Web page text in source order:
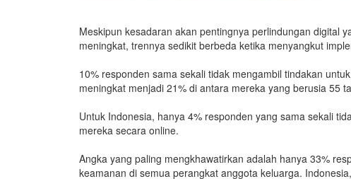
Meskipun kesadaran akan pentingnya perlindungan digital
meningkat, trennya sedikit berbeda ketika menyangkut
10% responden sama sekali tidak mengambil tindakan
meningkat menjadi 21% di antara mereka yang berusia 55
Untuk Indonesia, hanya 4% responden yang sama sekali
mereka secara online.
Angka yang paling mengkhawatirkan adalah hanya 33%
keamanan di semua perangkat anggota keluarga.